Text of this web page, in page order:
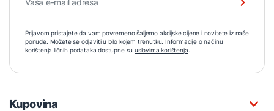
Prijavom pristajete da vam povremeno šaljemo akcijske cijene i novitete iz naše
ponude. Možete se odjaviti u bilo kojem trenutku. Informacije o načinu
korištenja ličnih podataka dostupne su uslovima korištenja.
Kupovina